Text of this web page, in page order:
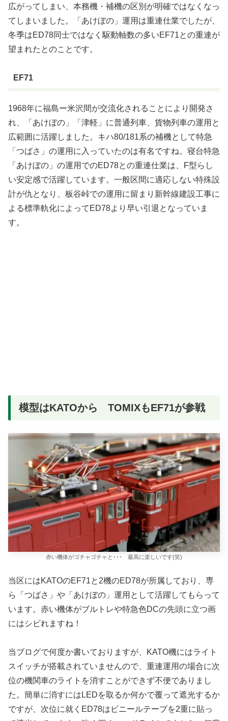
広がってしまい、本務機・補機の区別が明確ではなくなっ
てしまいました。「あけぼの」運用は重連仕業でしたが、
冬季はED78同士ではなく駆動軸数の多いEF71との重連が
望まれたとのことです。
EF71
1968年に福島ー米沢間が交流化されることにより開発さ
れ、「あけぼの」「津軽」に普通列車、貨物列車の運用と
広範囲に活躍しました。キハ80/181系の補機として特急
「つばさ」の運用に入っていたのは有名ですね。寝台特急
「あけぼの」の運用でのED78との重連仕業は、F型らし
い安定感で活躍しています。一般区間に適応しない特殊設
計が仇となり、板谷峠での運用に留まり新幹線建設工事に
よる標準軌化によってED78より早い引退となっていま
す。
模型はKATOから TOMIXもEF71が参戦
赤い機体がゴチャゴチャと･･･ 最高に楽しいです(笑)
当区にはKATOのEF71と2機のED78が所属しており、専
ら「つばさ」や「あけぼの」運用として活躍してもらって
います。赤い機体がブルトレや特急色DCの先頭に立つ画
にはシビれますね！
当ブログで何度か書いておりますが、KATO機にはライト
スイッチが搭載されていませんので、重連運用の場合に次
位の機関車のライトを消すことができず不便でありまし
た。簡単に消すにはLEDを取るか何かで覆って遮光するか
ですが、次位に就くED78はビニールテープを2重に貼っ